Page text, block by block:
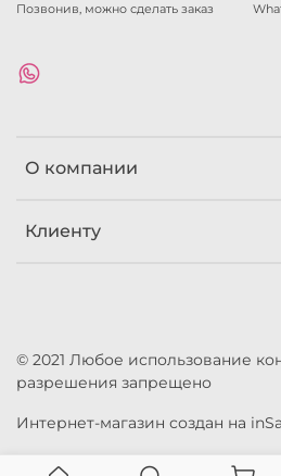
О компании
Клиенту
Позвонив, можно сделать заказ
© 2021 Любое использование
разрешения запрещено
Интернет-магазин создан на